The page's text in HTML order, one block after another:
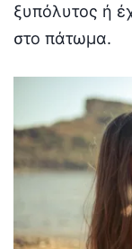
ξυπόλυτος ή
στο πάτωμα.